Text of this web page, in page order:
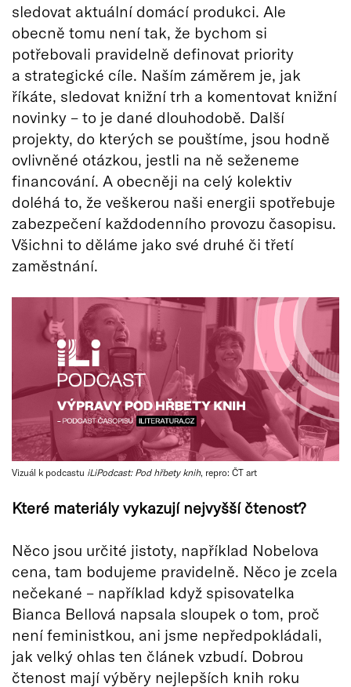
sledovat aktuální domácí produkci. Ale
obecně tomu není tak, že bychom si
potřebovali pravidelně definovat priority
a strategické cíle. Naším záměrem je, jak
říkáte, sledovat knižní trh a komentovat knižní
novinky – to je dané dlouhodobě. Další
projekty, do kterých se pouštíme, jsou hodně
ovlivněné otázkou, jestli na ně seženeme
financování. A obecněji na celý kolektiv
doléhá to, že veškerou naši energii spotřebuje
zabezpečení každodenního provozu časopisu.
Všichni to děláme jako své druhé či třetí
zaměstnání.
Vizuál k podcastu iLiPodcast: Pod hřbety knih, repro: ČT art
Které materiály vykazují nejvyšší čtenost?
Něco jsou určité jistoty, například Nobelova
cena, tam bodujeme pravidelně. Něco je zcela
nečekané – například když spisovatelka
Bianca Bellová napsala sloupek o tom, proč
není feministkou, ani jsme nepředpokládali,
jak velký ohlas ten článek vzbudí. Dobrou
čtenost mají výběry nejlepších knih roku